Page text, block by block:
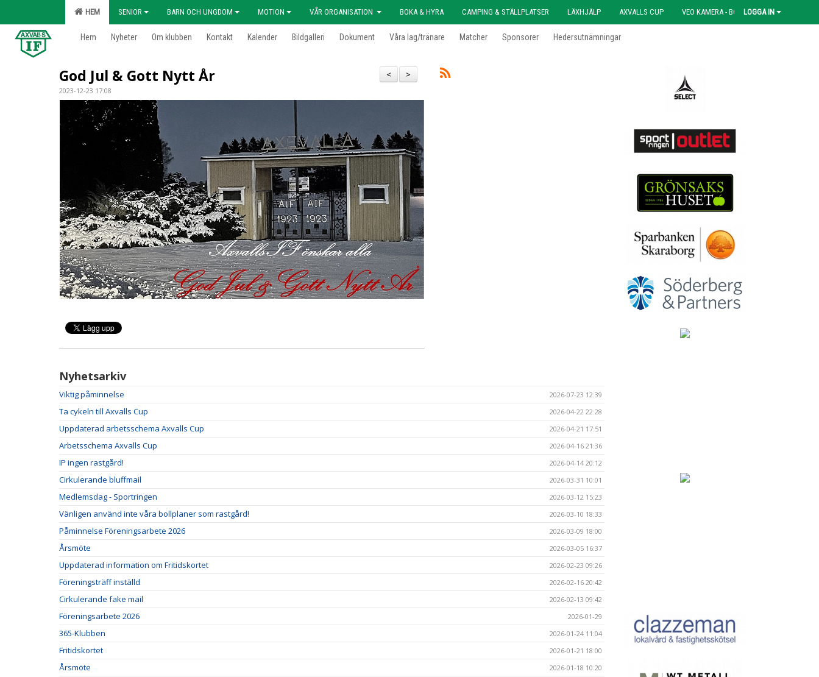
HEM SENIOR BARN OCH UNGDOM MOTION VÅR ORGANISATION BOKA & HYRA CAMPING & STÄLLPLATSER LÄXHJÄLP AXVALLS CUP VEO KAMERA - BOKNINGLOGGA IN
Hem Nyheter Om klubben Kontakt Kalender Bildgalleri Dokument Våra lag/tränare Matcher Sponsorer Hedersutnämningar
>
<
God Jul & Gott Nytt År
2023-12-23 17:08
Nyhetsarkiv
Viktig påminnelse 2026-07-23 12:39
Ta cykeln till Axvalls Cup 2026-04-22 22:28
Uppdaterad arbetsschema Axvalls Cup 2026-04-21 17:51
Arbetsschema Axvalls Cup 2026-04-16 21:36
IP ingen rastgård! 2026-04-14 20:12
Cirkulerande bluffmail 2026-03-31 10:01
Medlemsdag - Sportringen 2026-03-12 15:23
Vänligen använd inte våra bollplaner som rastgård! 2026-03-10 18:33
Påminnelse Föreningsarbete 2026 2026-03-09 18:00
Årsmöte 2026-03-05 16:37
Uppdaterad information om Fritidskortet 2026-02-23 09:26
Föreningsträff inställd 2026-02-16 20:42
Cirkulerande fake mail 2026-02-13 09:42
Föreningsarbete 2026 2026-01-29
365-Klubben 2026-01-24 11:04
Fritidskortet 2026-01-21 18:00
Årsmöte 2026-01-18 10:20